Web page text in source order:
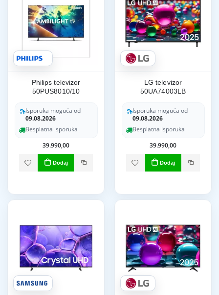
Philips televizor
50PUS8010/10
Isporuka moguća od
09.08.2026
Besplatna isporuka
39.990,00
Dodaj
LG televizor
50UA74003LB
Isporuka moguća od
09.08.2026
Besplatna isporuka
39.990,00
Dodaj